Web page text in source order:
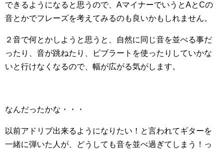
できるようになると思うので、AマイナーでいうとAとCの
音とかでフレーズを考えてみるのも良いかもしれません。
２音で何とかしようと思うと、自然に同じ音を並べる事だ
ったり、音が跳ねたり、ビブラートを使ったりしていかな
いと行けなくなるので、幅が広がる気がします。
なんだったかな・・・
以前アドリブ出来るようになりたい！と言われてギターを
一緒に弾いた人が、どうしても音を並べ過ぎてしまう！っ